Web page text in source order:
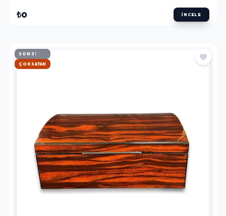
₺0 İNCELE
SON 3!
HIZLI KARGO